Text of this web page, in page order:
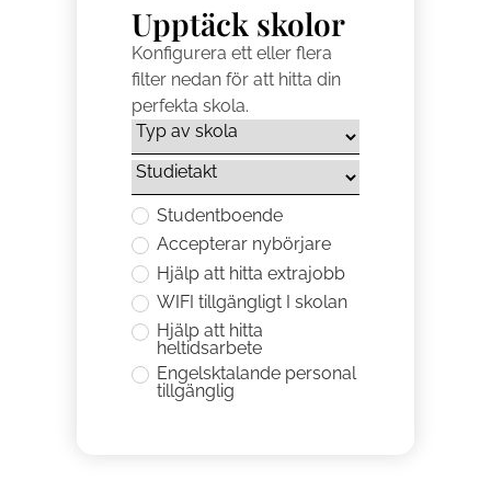
Upptäck skolor
Konfigurera ett eller flera
filter nedan för att hitta din
perfekta skola.
Studentboende
Accepterar nybörjare
Hjälp att hitta extrajobb
WIFI tillgängligt I skolan
Hjälp att hitta
heltidsarbete
Engelsktalande personal
tillgänglig